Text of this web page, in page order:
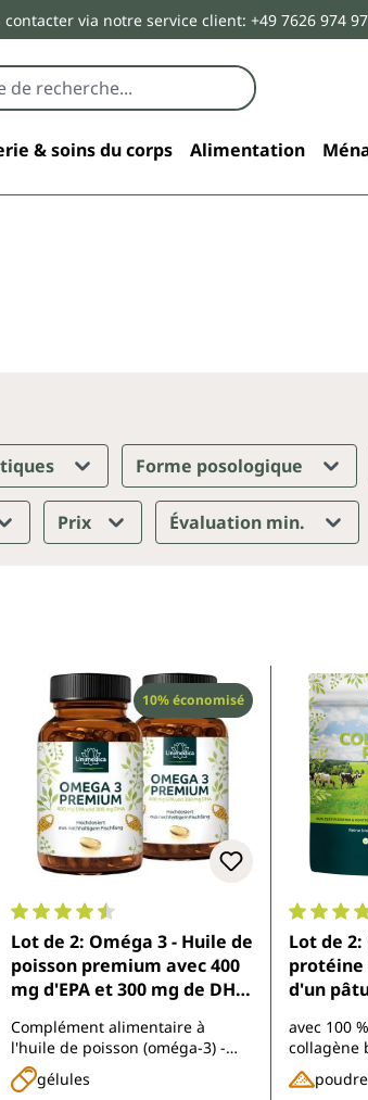
via notre service client: +49 7626 974
& soins du corps Alimentation
Forme posologique
Prix Évaluation min.
Réduction
10% économisé
Note moyenne de 4.6 sur 5 étoiles
Lot de 2: Oméga 3 - Huile de
poisson premium avec 400
mg d'EPA et 300 mg de DHA
Unimedica
Complément alimentaire à
l'huile de poisson (oméga-3) -
EPA et DHA sous forme de
triglycérides naturels
gélules
Note
Lot de
protéine
d'un
certifiés
poudre
avec 100
collagène
poudre